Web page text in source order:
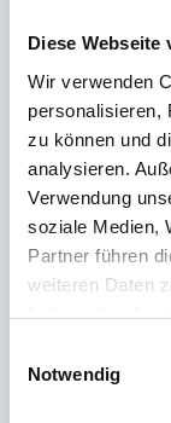
Diese Webseite
Wir verwenden
personalisieren,
zu können und
analysieren.
Verwendung
soziale Medien,
Partner führen
weiteren Daten
haben oder die
Weitere
Notwendig
sich die
hätten:
wird die
bleibt